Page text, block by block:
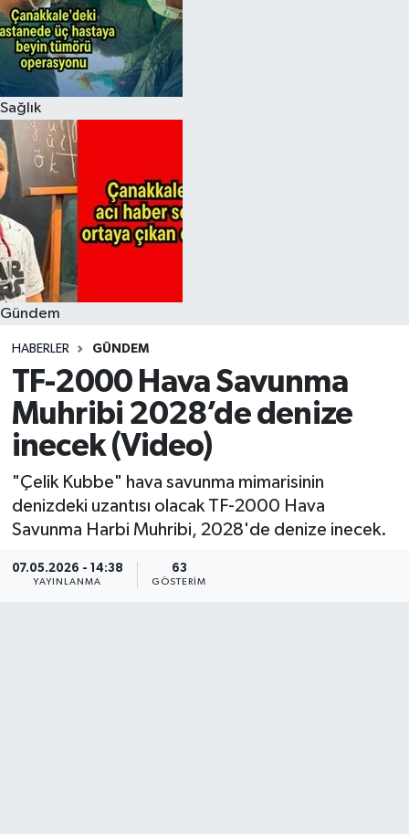
Sağlık
Gündem
HABERLER GÜNDEM
TF-2000 Hava Savunma
Muhribi 2028’de denize
inecek (Video)
"Çelik Kubbe" hava savunma mimarisinin
denizdeki uzantısı olacak TF-2000 Hava
Savunma Harbi Muhribi, 2028'de denize inecek.
07.05.2026 - 14:38
YAYINLANMA
63
GÖSTERIM